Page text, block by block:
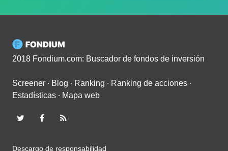
2018 Fondium.com: Buscador de fondos de inversión
Screener ∙ Blog ∙ Ranking ∙ Ranking de acciones ∙
Estadísticas ∙ Mapa web
Descargo de responsabilidad